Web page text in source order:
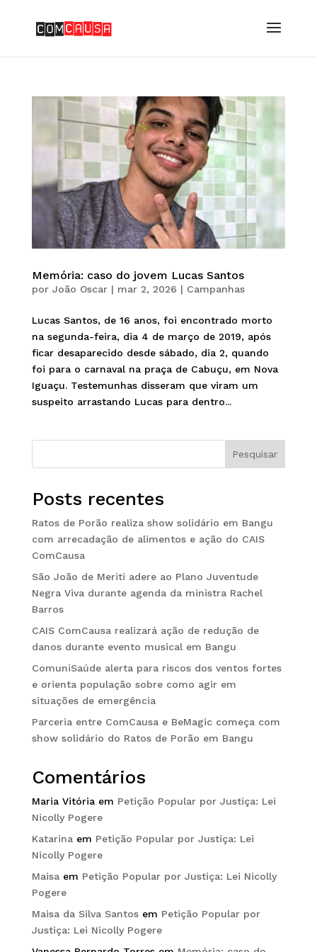
Memória: caso do jovem Lucas Santos
por João Oscar| mar 2, 2026 | Campanhas
Lucas Santos, de 16 anos, foi encontrado morto
na segunda-feira, dia 4 de março de 2019, após
ficar desaparecido desde sábado, dia 2, quando
foi para o carnaval na praça de Cabuçu, em Nova
Iguaçu. Testemunhas disseram que viram um
suspeito arrastando Lucas para dentro...
Pesquisar
Posts recentes
Ratos de Porão realiza show solidário em Bangu
com arrecadação de alimentos e ação do CAIS
ComCausa
São João de Meriti adere ao Plano Juventude
Negra Viva durante agenda da ministra Rachel
Barros
CAIS ComCausa realizará ação de redução de
danos durante evento musical em Bangu
ComuniSaúde alerta para riscos dos ventos fortes
e orienta população sobre como agir em
situações de emergência
Parceria entre ComCausa e BeMagic começa com
show solidário do Ratos de Porão em Bangu
Comentários
Maria Vitóriaem Petição Popular por Justiça: Lei
Nicolly Pogere
Katarinaem Petição Popular por Justiça: Lei
Nicolly Pogere
Maisaem Petição Popular por Justiça: Lei Nicolly
Pogere
Maisa da Silva Santosem Petição Popular por
Justiça: Lei Nicolly Pogere